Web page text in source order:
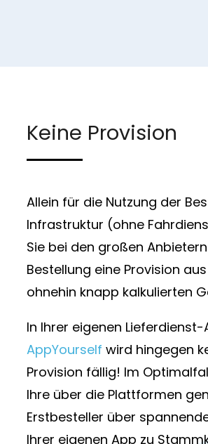
Keine Provision
Allein für die Nutzung der
Infrastruktur (ohne
Sie bei den großen
Bestellung eine Provision
ohnehin knapp kalkulierten
In Ihrer eigenen
AppYourself wird hingegen
Provision fällig! Im
Ihre über die Plattformen
Erstbesteller über
Ihrer eigenen App zu